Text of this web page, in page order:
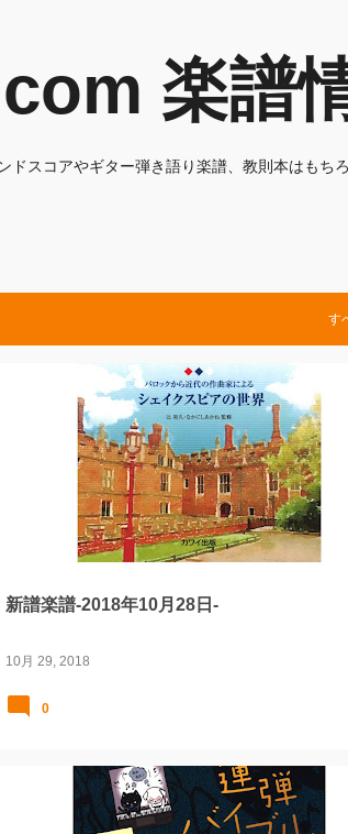
楽譜
スコアやギター弾き語り楽譜、教則本はもち
す
新譜楽譜-2018年10月28日-
10月 29, 2018
0